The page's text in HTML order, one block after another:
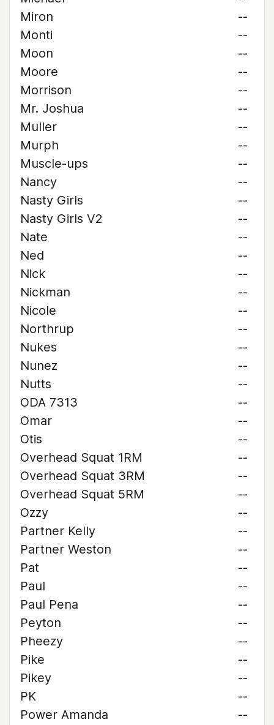
Miron
--
Monti
--
Moon
--
Moore
--
Morrison
--
Mr. Joshua
--
Muller
--
Murph
--
Muscle-ups
--
Nancy
--
Nasty Girls
--
Nasty Girls V2
--
Nate
--
Ned
--
Nick
--
Nickman
--
Nicole
--
Northrup
--
Nukes
--
Nunez
--
Nutts
--
ODA 7313
--
Omar
--
Otis
--
Overhead Squat 1RM
--
Overhead Squat 3RM
--
Overhead Squat 5RM
--
Ozzy
--
Partner Kelly
--
Partner Weston
--
Pat
--
Paul
--
Paul Pena
--
Peyton
--
Pheezy
--
Pike
--
Pikey
--
PK
--
Power Amanda
--